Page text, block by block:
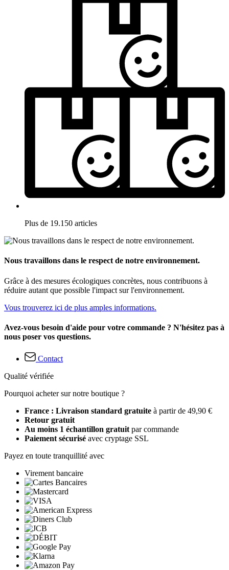
Plus de 19.150 articles
Nous travaillons dans le respect de notre environnement.
Grâce à des mesures écologiques concrètes, nous contribuons à
réduire autant que possible l'impact sur l'environnement.
Vous trouverez ici de plus amples informations.
Avez-vous besoin d'aide pour votre commande ? N'hésitez pas à
nous poser vos questions.
Contact
Qualité vérifiée
Pourquoi acheter sur notre boutique ?
France : Livraison standard gratuite à partir de 49,90 €
Retour gratuit
Au moins 1 échantillon gratuit par commande
Paiement sécurisé avec cryptage SSL
Payez en toute tranquillité avec
Virement bancaire